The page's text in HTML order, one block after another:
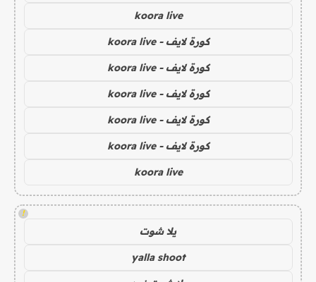
koora live
كورة لايف - koora live
كورة لايف - koora live
كورة لايف - koora live
كورة لايف - koora live
كورة لايف - koora live
koora live
!
يلا شوت
yalla shoot